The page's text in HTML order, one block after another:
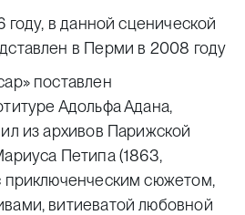
году, в данной сценической
в Перми в 2008 году
поставлен
Адольфа Адана,
из архивов Парижской
Петипа (1863,
приключенческим сюжетом,
витиеватой любовной